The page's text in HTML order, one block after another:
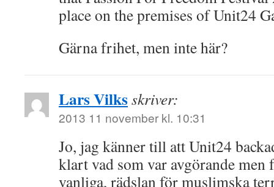
place on the premises of Unit24
Gärna frihet, men inte här?
Lars Vilksskriver:
2013 11 november kl. 10:31
Jo, jag känner till att Unit24
klart vad som var avgörande
vanliga, rädslan för muslimska